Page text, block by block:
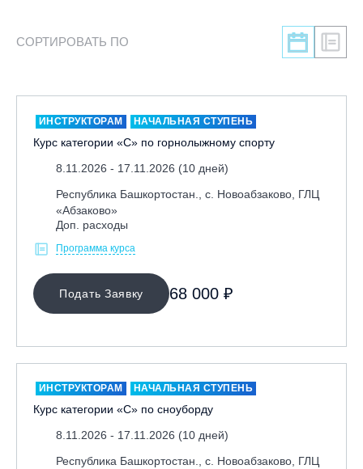
ЛЕКТОР
МЕСТО ПРОВЕДЕНИЯ
Байкальск, ГЛЦ «Гора Соболиная»
Беларусь, РГЦ «Силичи»
Вологодская обл., ГЛК "Ципина гора"
Грузия, ГК «Гудаури»
Дистанционно
Екатеринбург, ГЛЦ «Уктус»
Ижевск, КАО «Нечкино»
СОРТИРОВАТЬ ПО
ИНСТРУКТОРАМ НАЧАЛЬНАЯ СТУПЕНЬ
Курс категории «С» по горнолыжному спорту
8.11.2026 - 17.11.2026 (10 дней)
Республика Башкортостан., с. Новоабзаково, ГЛЦ
«Абзаково»
Доп. расходы
Программа курса
Подать Заявку 68 000 ₽
ИНСТРУКТОРАМ НАЧАЛЬНАЯ СТУПЕНЬ
Курс категории «С» по сноуборду
8.11.2026 - 17.11.2026 (10 дней)
Республика Башкортостан., с. Новоабзаково, ГЛЦ